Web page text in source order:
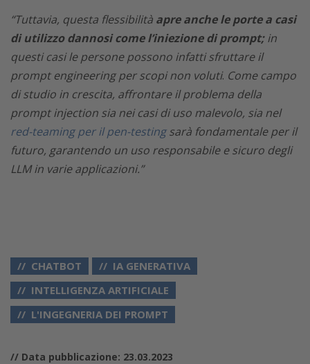
“Tuttavia, questa flessibilità apre anche le porte a casi
di utilizzo dannosi come l’iniezione di prompt;in
questi casi le persone possono infatti sfruttare il
prompt engineering per scopi non voluti. Come campo
di studio in crescita, affrontare il problema della
prompt injection sia nei casi di uso malevolo, sia nel
red-teaming per il pen-testingsarà fondamentale per il
futuro, garantendo un uso responsabile e sicuro degli
LLM in varie applicazioni.”
CHATBOT
IA GENERATIVA
INTELLIGENZA ARTIFICIALE
L'INGEGNERIA DEI PROMPT
// Data pubblicazione: 23.03.2023